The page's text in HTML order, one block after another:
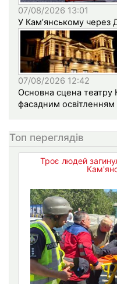
07/08/2026 13:01
У Кам’янському через
07/08/2026 12:42
Основна сцена театру
фасадним освітленням
Топ переглядів
Троє людей